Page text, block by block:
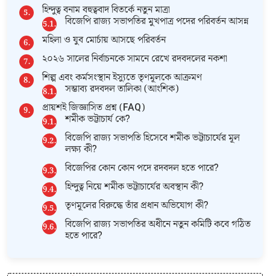
হিন্দুত্ব বনাম বহুত্ববাদ বিতর্কে নতুন মাত্রা
বিজেপি রাজ্য সভাপতির মুখপাত্র পদের পরিবর্তন আসন্ন
মহিলা ও যুব মোর্চায় আসছে পরিবর্তন
২০২৬ সালের নির্বাচনকে সামনে রেখে রদবদলের নকশা
শিল্প এবং কর্মসংস্থান ইস্যুতে তৃণমূলকে আক্রমণ
সম্ভাব্য রদবদল তালিকা (আংশিক)
প্রায়শই জিজ্ঞাসিত প্রশ্ন (FAQ)
শমীক ভট্টাচার্য কে?
বিজেপি রাজ্য সভাপতি হিসেবে শমীক ভট্টাচার্যের মূল
লক্ষ্য কী?
বিজেপির কোন কোন পদে রদবদল হতে পারে?
হিন্দুত্ব নিয়ে শমীক ভট্টাচার্যের অবস্থান কী?
তৃণমূলের বিরুদ্ধে তাঁর প্রধান অভিযোগ কী?
বিজেপি রাজ্য সভাপতির অধীনে নতুন কমিটি কবে গঠিত
হতে পারে?